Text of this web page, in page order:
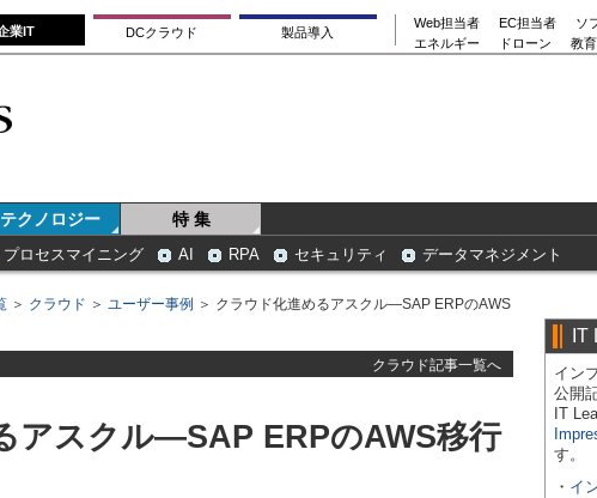
業IT DCクラウド 製品導入
Web担当者 EC担当者
ソ
エネルギー
ドローン 教
テクノロジー 特 集
プロセスマイニング AI RPA セキュリティ データマネジメント
＞ クラウド ＞ ユーザー事例 ＞ クラウド化進めるアスクル―SAP ERPのAWS
クラウド記事一覧へ
アスクル―SAP ERPのAWS移行
IT
イン
公開
IT
す。
・ イ